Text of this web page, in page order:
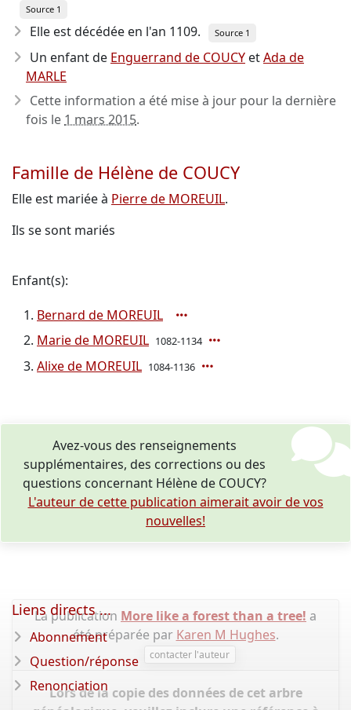
Source 1
Elle est décédée en l'an 1109. Source 1
Un enfant de Enguerrand de COUCY etAda de
MARLE
Cette information a été mise à jour pour la dernière
fois le 1 mars 2015.
Famille de Hélène de COUCY
Elle est mariée à Pierre de MOREUIL.
Ils se sont mariés
Enfant(s):
Bernard de MOREUIL
Marie de MOREUIL 1082-1134
Alixe de MOREUIL 1084-1136
Avez-vous des renseignements
supplémentaires, des corrections ou des
questions concernant Hélène de COUCY?
L'auteur de cette publication aimerait avoir de vos
nouvelles!
La publication More like a forest than a tree! a
été préparée par Karen M Hughes.
contacter l'auteur
Lors de la copie des données de cet arbre
Liens directs ...
Abonnement
Question/réponse
Renonciation